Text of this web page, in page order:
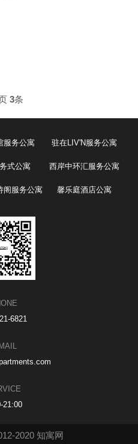
3条
服务公寓 驻在LIV'N服务公寓
式公寓 西岸中环汇服务公寓
阁服务公寓 馨乐庭酒店公寓
6821
21:00
2020 知寓网